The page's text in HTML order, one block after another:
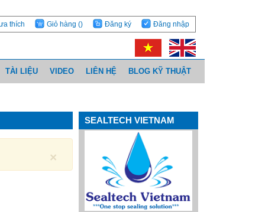
thích Giỏ hàng () Đăng ký Đăng nhập
TÀI LIỆU VIDEO LIÊN HỆ BLOG KỸ THUẬT
×
SEALTECH VIETNAM